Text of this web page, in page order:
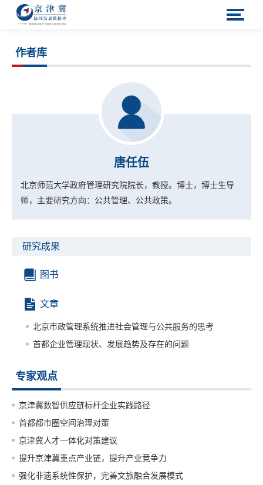
作者库
唐任伍
北京师范大学政府管理研究院院长，教授。 博士，博士生导
师，主要研究方向：公共管理、公共政策。
研究成果
图书
文章
北京市政管理系统推进社会管理与公共服务的思考
首都企业管理现状、发展趋势及存在的问题
专家观点
京津冀数智供应链标杆企业实践路径
首都都市圈空间治理对策
京津冀人才一体化对策建议
提升京津冀重点产业链，提升产业竞争力
强化非遗系统性保护，完善文旅融合发展模式